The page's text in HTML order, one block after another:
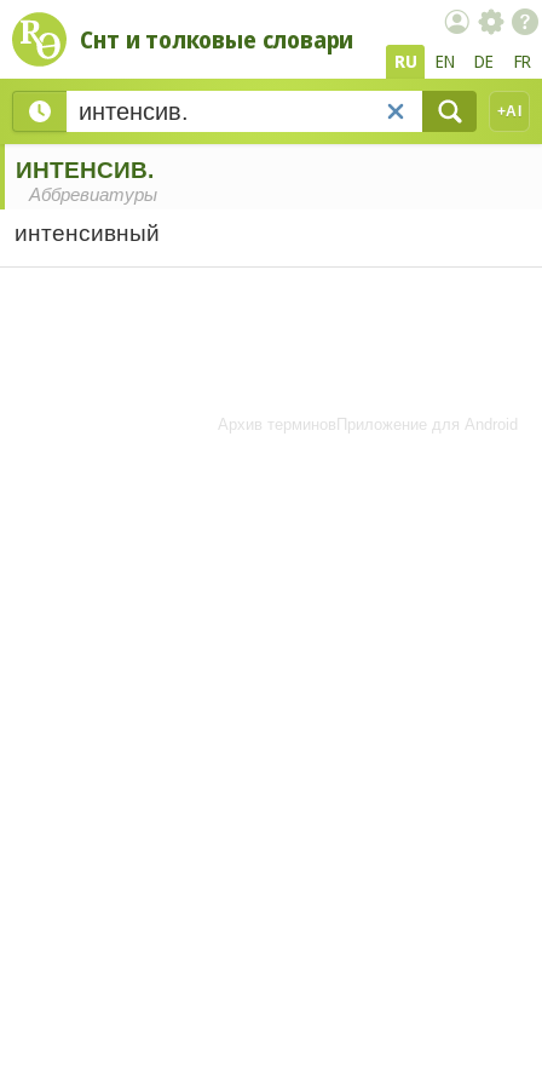
Снт и толковые словари
RU EN DE FR
+AI
ИНТЕНСИВ.
Аббревиатуры
интенсивный
Архив терминов Приложение для Android